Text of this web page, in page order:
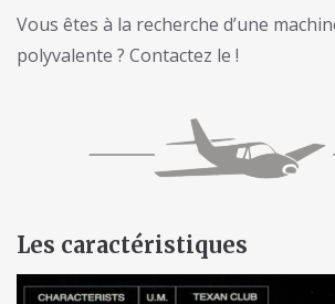
Vous êtes à la recherche d’une
polyvalente ? Contactez le !
Les caractéristiques